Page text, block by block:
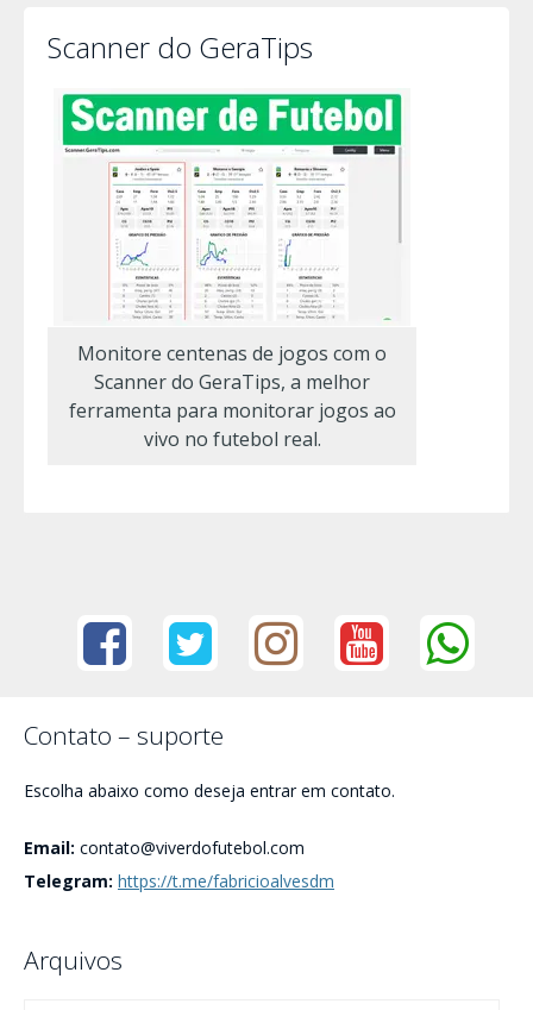
Scanner do GeraTips
Monitore centenas de jogos com o
Scanner do GeraTips, a melhor
ferramenta para monitorar jogos ao
vivo no futebol real.
Contato – suporte
Escolha abaixo como deseja entrar em contato.
Email: contato@viverdofutebol.com
Telegram: https://t.me/fabricioalvesdm
Arquivos